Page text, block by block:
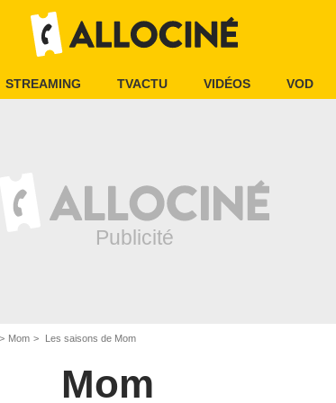
STREAMING TVACTU VIDÉOS VOD
Mom Les saisons de Mom
Mom